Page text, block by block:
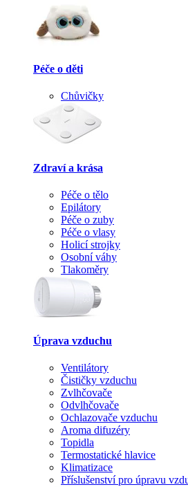
Péče o děti
Chůvičky
Zdraví a krása
Péče o tělo
Epilátory
Péče o zuby
Péče o vlasy
Holicí strojky
Osobní váhy
Tlakoměry
Úprava vzduchu
Ventilátory
Čističky vzduchu
Zvlhčovače
Odvlhčovače
Ochlazovače vzduchu
Aroma difuzéry
Topidla
Termostatické hlavice
Klimatizace
Příslušenství pro úpravu